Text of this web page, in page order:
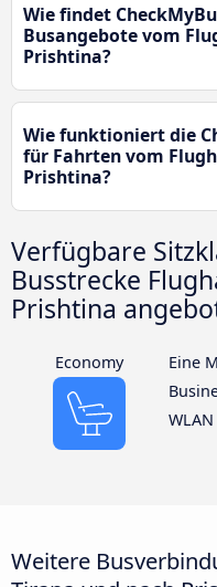
Wie findet
Busangebote vom
Prishtina?
Wie funktioniert die
für Fahrten vom
Prishtina?
Verfügbare
Busstrecke
Prishtina
Economy
Eine
Weitere